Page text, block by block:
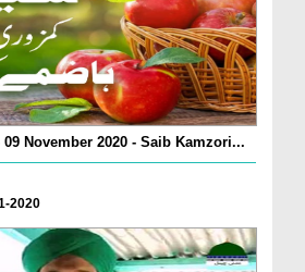
November 2020 - Saib Kamzori...
2020